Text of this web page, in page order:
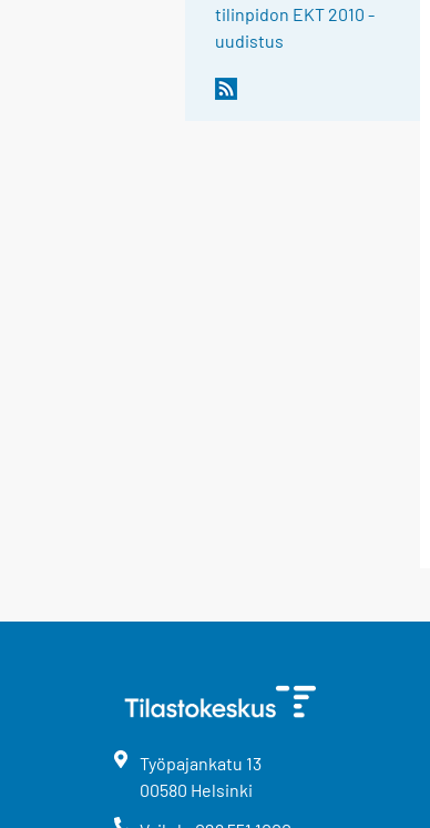
tilinpidon EKT 2010 -
uudistus
Työpajankatu 13
00580 Helsinki